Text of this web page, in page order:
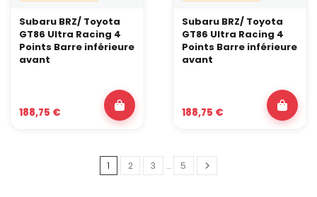
Subaru BRZ/ Toyota
GT86 Ultra Racing 4
Points Barre inférieure
avant
188,75 €
Subaru BRZ/ Toyota
GT86 Ultra Racing 4
Points Barre inférieure
avant
188,75 €
1 2 3 … 5